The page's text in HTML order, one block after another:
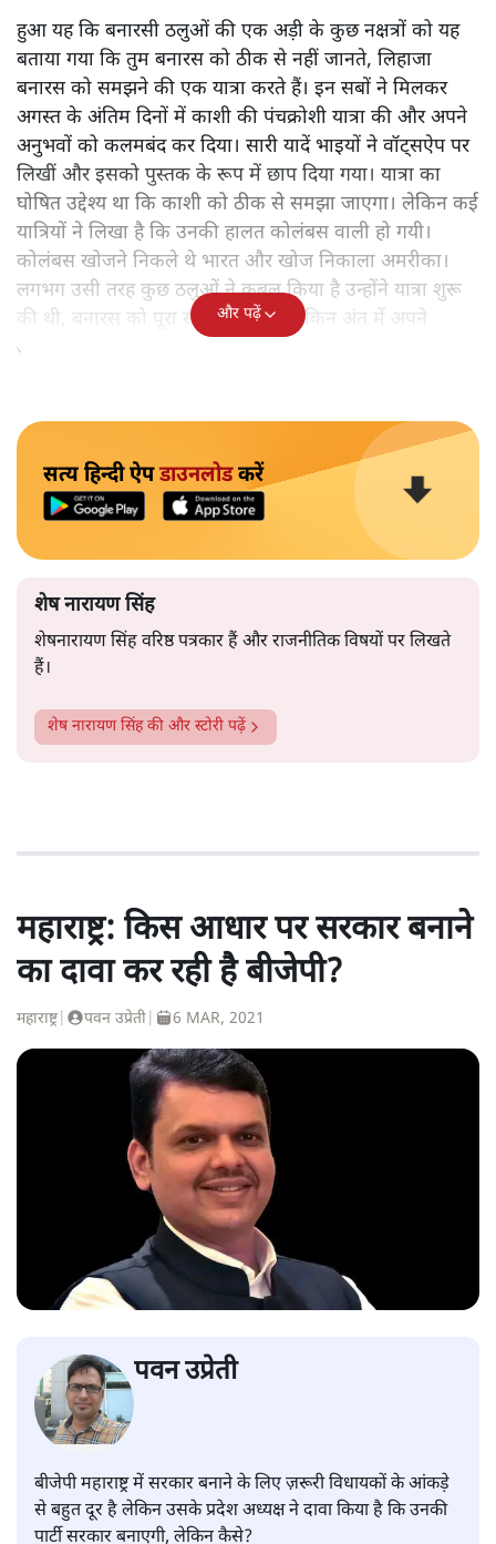
हुआ यह कि बनारसी ठलुओं की एक अड़ी के कुछ नक्षत्रों को यह
बताया गया कि तुम बनारस को ठीक से नहीं जानते, लिहाजा
बनारस को समझने की एक यात्रा करते हैं। इन सबों ने मिलकर
अगस्त के अंतिम दिनों में काशी की पंचक्रोशी यात्रा की और अपने
अनुभवों को कलमबंद कर दिया। सारी यादें भाइयों ने वॉट्सऐप पर
लिखीं और इसको पुस्तक के रूप में छाप दिया गया। यात्रा का
घोषित उद्देश्य था कि काशी को ठीक से समझा जाएगा। लेकिन कई
यात्रियों ने लिखा है कि उनकी हालत कोलंबस वाली हो गयी।
कोलंबस खोजने निकले थे भारत और खोज निकाला अमरीका।
लगभग उसी तरह कुछ ठलुओं ने कुबूल किया है उन्होंने यात्रा शुरू
की थी, बनारस को पूरा खोजने के लिए लेकिन अंत में अपने
आपको ही समझकर संतुष्ट हो गए।
और पढ़ें
सत्य हिन्दी ऐपडाउनलोडकरें
शेष नारायण सिंह
शेषनारायण सिंह वरिष्ठ पत्रकार हैं और राजनीतिक विषयों पर लिखते
हैं।
शेष नारायण सिंहकी और स्टोरी पढ़ें
महाराष्ट्र: किस आधार पर सरकार बनाने
का दावा कर रही है बीजेपी?
महाराष्ट्र| पवन उप्रेती 6 MAR, 2021
पवन उप्रेती
बीजेपी महाराष्ट्र में सरकार बनाने के लिए ज़रूरी विधायकों के आंकड़े
से बहुत दूर है लेकिन उसके प्रदेश अध्यक्ष ने दावा किया है कि उनकी
पार्टी सरकार बनाएगी, लेकिन कैसे?